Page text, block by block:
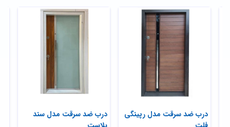
درب ضد سرقت مدل سند
درب ضد سرقت مدل رپینگی